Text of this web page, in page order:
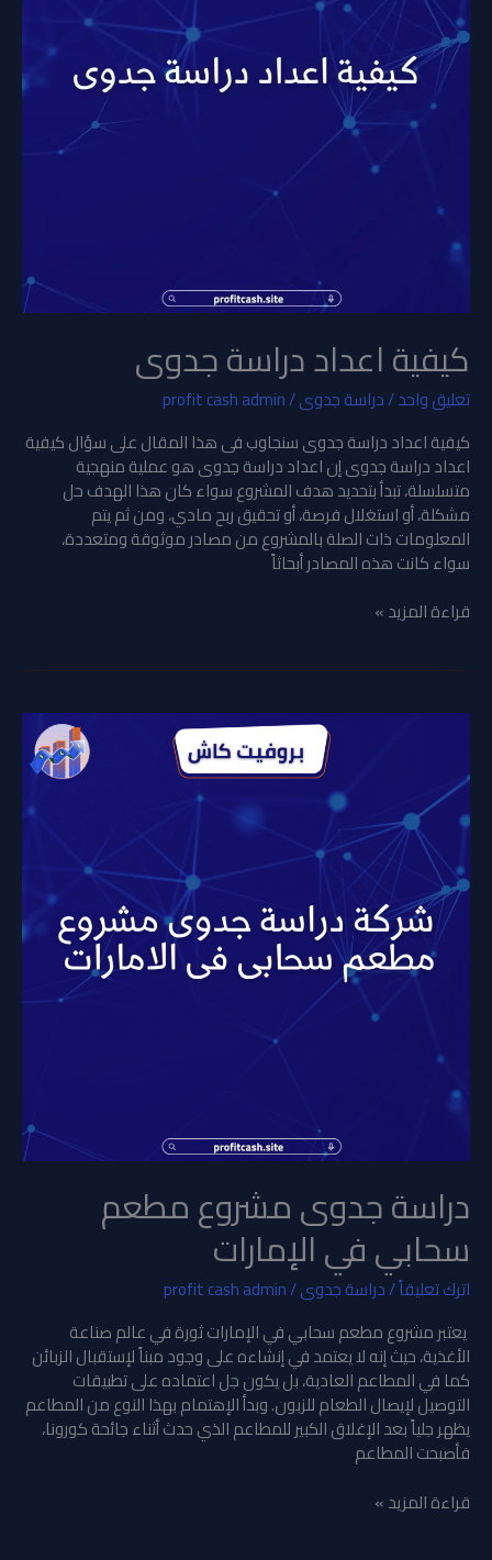
كيفية اعداد دراسة جدوى
تعليق واحد/دراسة جدوى/
profit cash admin
كيفية اعداد دراسة جدوى سنجاوب فى هذا المقال على سؤال كيفية
اعداد دراسة جدوى إن اعداد دراسة جدوى هو عملية منهجية
متسلسلة، تبدأ بتحديد هدف المشروع سواء كان هذا الهدف حل
مشكلة، أو استغلال فرصة، أو تحقيق ربح مادي، ومن ثم يتم
المعلومات ذات الصلة بالمشروع من مصادر موثوقة ومتعددة،
سواء كانت هذه المصادر أبحاثاً
قراءة المزيد »
دراسة جدوى مشروع مطعم
سحابي في الإمارات
اترك تعليقاً/دراسة جدوى/
profit cash admin
يعتبر مشروع مطعم سحابي في الإمارات ثورة في عالم صناعة
الأغذية، حيث إنه لا يعتمد في إنشاءه على وجود مبناً لإستقبال الزبائن
كما في المطاعم العادية، بل يكون جل اعتماده على تطبيقات
التوصيل لإيصال الطعام للزبون. وبدأ الإهتمام بهذا النوع من المطاعم
يظهر جلياً بعد الإغلاق الكبير للمطاعم الذي حدث أثناء جائحة كورونا،
فأصبحت المطاعم
دراسة
مشروع
مطعم
سحابي
الإمارات
قراءة المزيد »